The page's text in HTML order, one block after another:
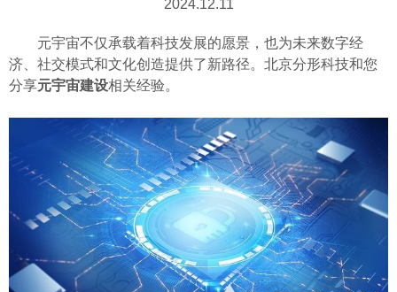
2024.12.11
元宇宙不仅承载着科技发展的愿景，也为未来数字经
济、社交模式和文化创造提供了新路径。北京分形科技和您
分享元宇宙建设相关经验。